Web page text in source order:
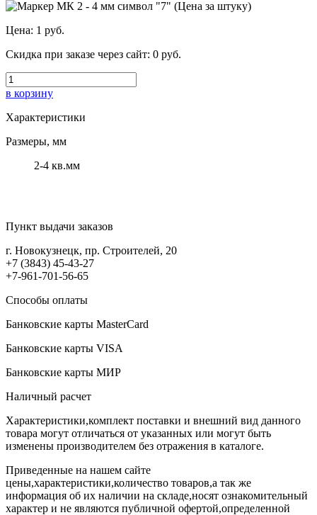
Цена: 1 руб.
Скидка при заказе через сайт: 0 руб.
в корзину
Характеристики
Размеры, мм
2-4 кв.мм
Пункт выдачи заказов
г. Новокузнецк, пр. Строителей, 20
+7 (3843) 45-43-27
+7-961-701-56-65
Способы оплаты
Банковские карты MasterCard
Банковские карты VISA
Банковские карты МИР
Наличный расчет
Характеристики,комплект поставки и внешний вид данного
товара могут отличаться от указанных или могут быть
изменены производителем без отражения в каталоге.
Приведенные на нашем сайте
цены,характеристики,количество товаров,а так же
информация об их наличии на складе,носят ознакомительный
характер и не являются публичной офертой,определенной